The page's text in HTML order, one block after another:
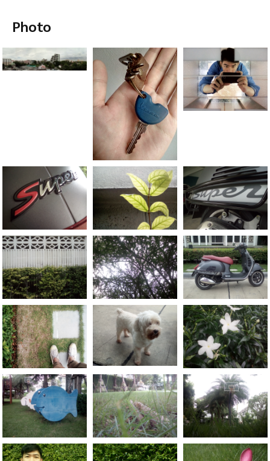
Photo